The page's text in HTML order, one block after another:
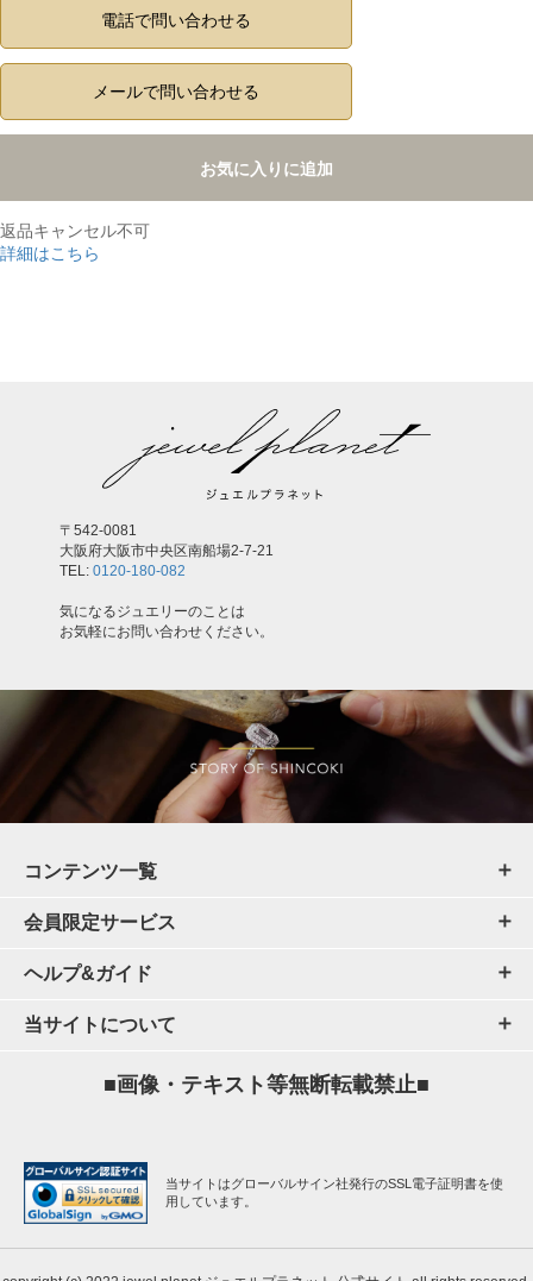
電話で問い合わせる
メールで問い合わせる
お気に入りに追加
返品キャンセル不可
詳細はこちら
〒542-0081
大阪府大阪市中央区南船場2-7-21
TEL: 0120-180-082
気になるジュエリーのことは
お気軽にお問い合わせください。
コンテンツ一覧
会員限定サービス
ヘルプ&ガイド
当サイトについて
■画像・テキスト等無断転載禁止■
当サイトはグローバルサイン社発行のSSL電子証明書を使
用しています。